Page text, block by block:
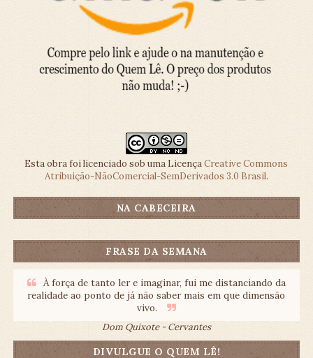
Esta obra foi licenciado sob uma LicençaCreative Commons
Atribuição-NãoComercial-SemDerivados 3.0 Brasil.
NA CABECEIRA
FRASE DA SEMANA
À força de tanto ler e imaginar, fui me distanciando da
realidade ao ponto de já não saber mais em que dimensão
vivo.
Dom Quixote - Cervantes
DIVULGUE O QUEM LÊ!